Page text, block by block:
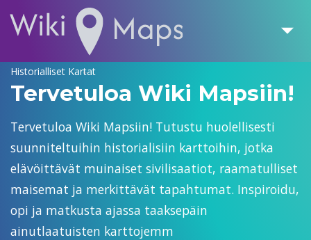
Historialliset Kartat
Tervetuloa Wiki Mapsiin!
Tervetuloa Wiki Mapsiin! Tutustu huolellisesti
suunniteltuihin historialisiin karttoihin, jotka
elävöittävät muinaiset sivilisaatiot, raamatulliset
maisemat ja merkittävät tapahtumat. Inspiroidu,
opi ja matkusta ajassa taaksepäin
ainutlaatuisten karttojemm